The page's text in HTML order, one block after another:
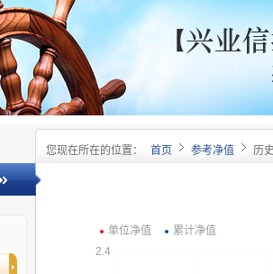
您现在所在的位置： 首页 参考净值 历